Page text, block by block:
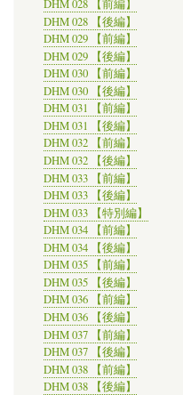
DHM 028 【前編】
DHM 028 【後編】
DHM 029 【前編】
DHM 029 【後編】
DHM 030 【前編】
DHM 030 【後編】
DHM 031 【前編】
DHM 031 【後編】
DHM 032 【前編】
DHM 032 【後編】
DHM 033 【前編】
DHM 033 【後編】
DHM 033 【特別編】
DHM 034 【前編】
DHM 034 【後編】
DHM 035 【前編】
DHM 035 【後編】
DHM 036 【前編】
DHM 036 【後編】
DHM 037 【前編】
DHM 037 【後編】
DHM 038 【前編】
DHM 038 【後編】